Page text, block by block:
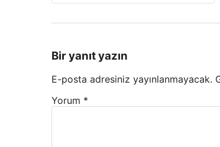
Bir yanıt yazın
E-posta adresiniz yayınlanmayacak.
Yorum *